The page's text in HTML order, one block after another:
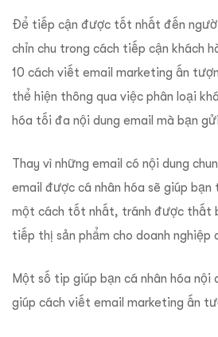
Để tiếp cận được tốt nhất đến
chỉn chu trong cách tiếp cận khách
10 cách viết email marketing ấn
thể hiện thông qua việc phân loại
hóa tối đa nội dung email mà bạn
Thay vì những email có nội dung
email được cá nhân hóa sẽ giúp bạn
một cách tốt nhất, tránh được thất
tiếp thị sản phẩm cho doanh nghiệp
Một số tip giúp bạn cá nhân hóa nội
giúp cách viết email marketing ấn